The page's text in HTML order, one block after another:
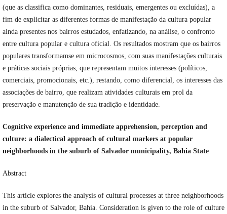
(que as classifica como dominantes, residuais, emergentes ou excluídas), a
fim de explicitar as diferentes formas de manifestação da cultura popular
ainda presentes nos bairros estudados, enfatizando, na análise, o confronto
entre cultura popular e cultura oficial. Os resultados mostram que os bairros
populares transformamse em microcosmos, com suas manifestações culturais
e práticas sociais próprias, que representam muitos interesses (políticos,
comerciais, promocionais, etc.), restando, como diferencial, os interesses das
associações de bairro, que realizam atividades culturais em prol da
preservação e manutenção de sua tradição e identidade.
Cognitive experience and immediate apprehension, perception and
culture: a dialectical approach of cultural markers at popular
neighborhoods in the suburb of Salvador municipality, Bahia State
Abstract
This article explores the analysis of cultural processes at three neighborhoods
in the suburb of Salvador, Bahia. Consideration is given to the role of culture